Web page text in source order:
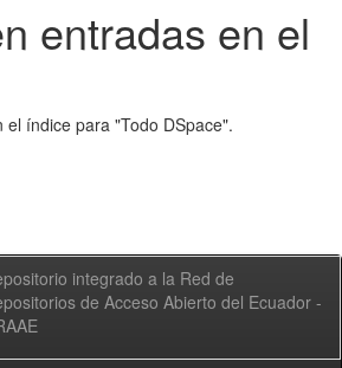
entradas en el
el índice para "Todo DSpace".
integrado a la Red de
de Acceso Abierto del Ecuador -